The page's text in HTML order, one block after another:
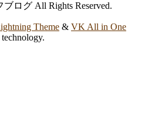
ログ All Rights Reserved.
Theme & VK All in One
technology.